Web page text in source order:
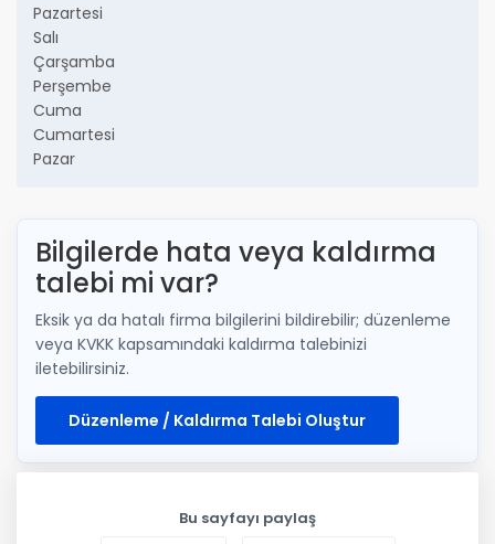
Pazartesi
Salı
Çarşamba
Perşembe
Cuma
Cumartesi
Pazar
Bilgilerde hata veya kaldırma
talebi mi var?
Eksik ya da hatalı firma bilgilerini bildirebilir; düzenleme
veya KVKK kapsamındaki kaldırma talebinizi
iletebilirsiniz.
Düzenleme / Kaldırma Talebi Oluştur
Bu sayfayı paylaş